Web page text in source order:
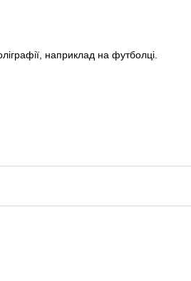
наприклад на футболці.